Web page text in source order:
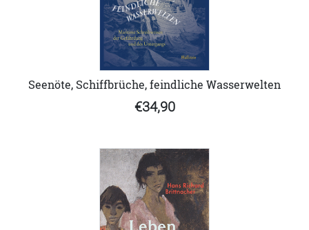
Seenöte, Schiffbrüche, feindliche Wasserwelten
€34,90